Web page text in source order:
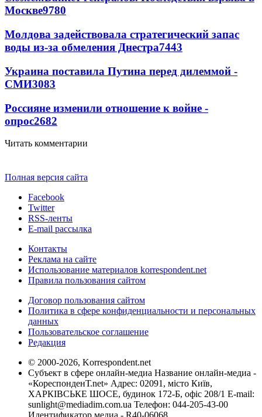
Москве9780
Молдова задействовала стратегический запас
воды из-за обмеления Днестра7443
Украина поставила Путина перед дилеммой -
СМИ3083
Россияне изменили отношение к войне -
опрос2682
Читать комментарии
Полная версия сайта
Facebook
Twitter
RSS-ленты
E-mail рассылка
Контакты
Реклама на сайте
Использование материалов korrespondent.net
Правила пользования сайтом
Договор пользования сайтом
Политика в сфере конфиденциальности и персональных
данных
Пользовательское соглашение
Редакция
© 2000-2026, Korrespondent.net
Субъект в сфере онлайн-медиа Название онлайн-медиа -
«КореспонденТ.net» Адрес: 02091, місто Київ,
ХАРКІВСЬКЕ ШОСЕ, будинок 172-Б, офіс 208/1 E-mail:
sunlight@mediadim.com.ua Телефон: 044-205-43-00